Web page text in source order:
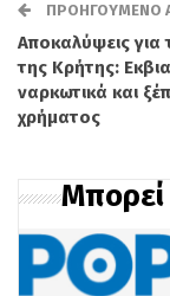
ΠΡΟΗΓΟΎΜΕΝΟ
Αποκαλύψεις για
της Κρήτης:
ναρκωτικά και
χρήματος
Μπορεί